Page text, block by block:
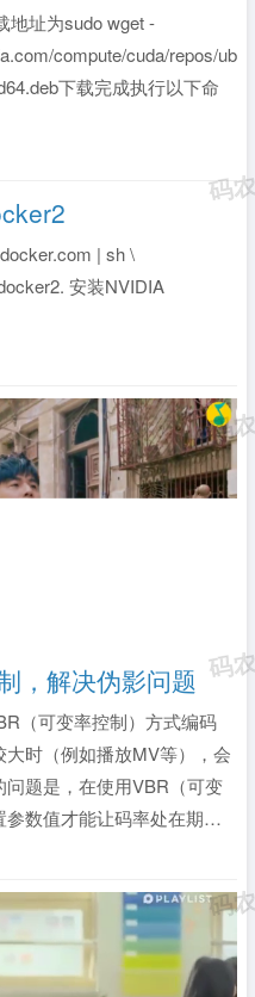
地址为sudo wget -
compute/cuda/repos/
下载完成执行以下命
| sh \
安装NVIDIA
，解决伪影问题
（可变率控制）方式编码
时（例如播放MV等），会
题是，在使用VBR（可变
数值才能让码率处在期望
数的设置可以实现大致范
单位：kbps int bitra...